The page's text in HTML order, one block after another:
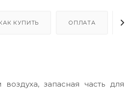
КУПИТЬ ОПЛАТА
запасная часть для